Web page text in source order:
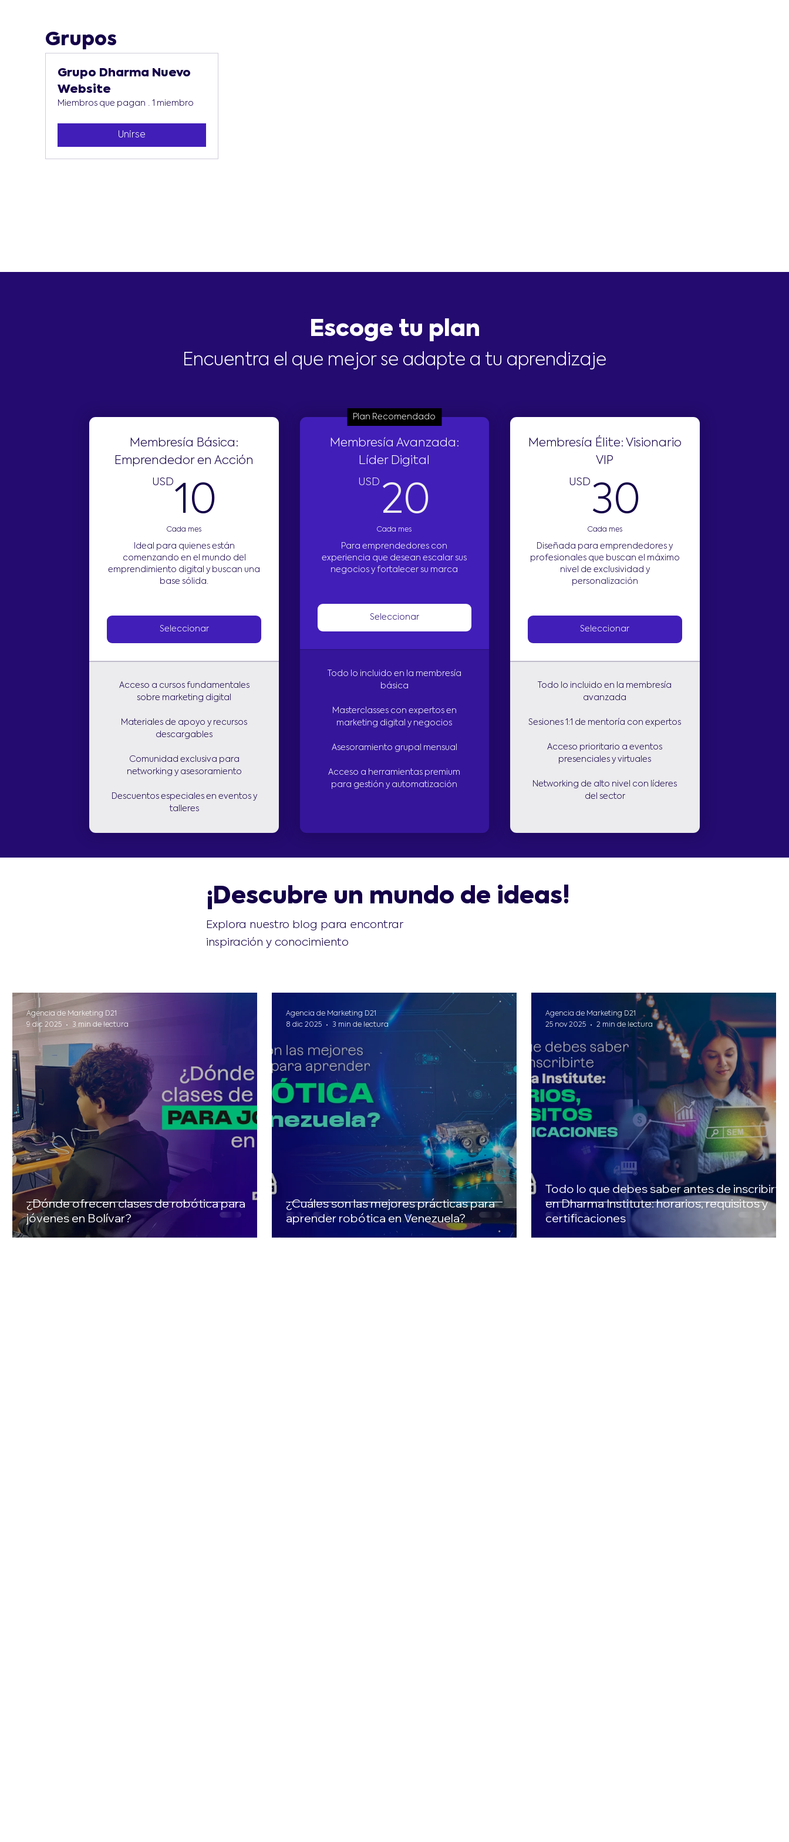
Grupos
Grupo Dharma Nuevo
Website
Miembros que pagan · 1 miembro
Unirse
Escoge tu plan
Encuentra el que mejor se adapte a tu aprendizaje
Membresía Básica:
Emprendedor en Acción
USD10
Cada mes
Ideal para quienes están
comenzando en el mundo del
emprendimiento digital y buscan una
base sólida.
Seleccionar
Acceso a cursos fundamentales
sobre marketing digital
Materiales de apoyo y recursos
descargables
Comunidad exclusiva para
networking y asesoramiento
Descuentos especiales en eventos y
talleres
Plan Recomendado
Membresía Avanzada:
Líder Digital
USD 20
Cada mes
Para emprendedores con
experiencia que desean escalar sus
negocios y fortalecer su marca
Seleccionar
Todo lo incluido en la membresía
básica
Masterclasses con expertos en
marketing digital y negocios
Asesoramiento grupal mensual
Acceso a herramientas premium
para gestión y automatización
Membresía Élite: Visionario
VIP
USD 30
Cada mes
Diseñada para emprendedores y
profesionales que buscan el máximo
nivel de exclusividad y
personalización
Seleccionar
Todo lo incluido en la membresía
avanzada
Sesiones 1:1 de mentoría con expertos
Acceso prioritario a eventos
presenciales y virtuales
Networking de alto nivel con líderes
del sector
¡Descubre un mundo de ideas!
Explora nuestro blog para encontrar
inspiración y conocimiento
¿Dónde ofrecen clases de robótica para
jóvenes en Bolívar?
Agencia de Marketing D21
9 dic 2025
3 min de lectura
¿Cuáles son las mejores prácticas para
aprender robótica en Venezuela?
Agencia de Marketing D21
8 dic 2025
3 min de lectura
Todo lo que debes saber antes de inscribirte
en Dharma Institute: horarios, requisitos y
certificaciones
Agencia de Marketing D21
25 nov 2025
2 min de lectura